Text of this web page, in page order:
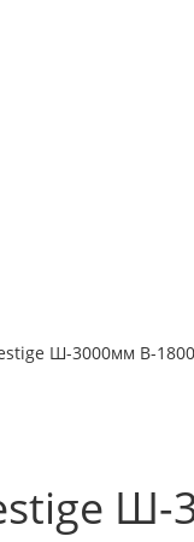
Ш-3000мм В-